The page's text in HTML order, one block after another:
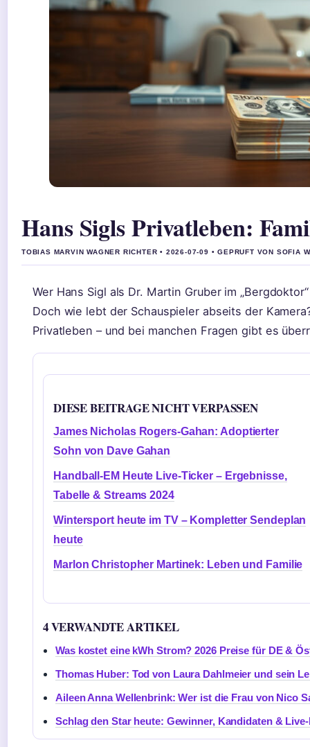
Hans Sigls Privatleben:
TOBIAS MARVIN WAGNER RICHTER • 2026-07-09 • GEPRUFT VON SOFIA
Wer Hans Sigl als Dr. Martin Gruber im
Doch wie lebt der Schauspieler abseits der
Privatleben – und bei manchen Fragen gibt es
DIESE BEITRAGE NICHT VERPASSEN
James Nicholas Rogers-Gahan: Adoptierter
Sohn von Dave Gahan
Handball-EM Heute Live-Ticker – Ergebnisse,
Tabelle & Streams 2024
Wintersport heute im TV – Kompletter Sendeplan
heute
Marlon Christopher Martinek: Leben und Familie
4 VERWANDTE ARTIKEL
Was kostet eine kWh Strom? 2026 Preise für DE &
Thomas Huber: Tod von Laura Dahlmeier und sein
Aileen Anna Wellenbrink: Wer ist die Frau von Nico
Schlag den Star heute: Gewinner, Kandidaten &